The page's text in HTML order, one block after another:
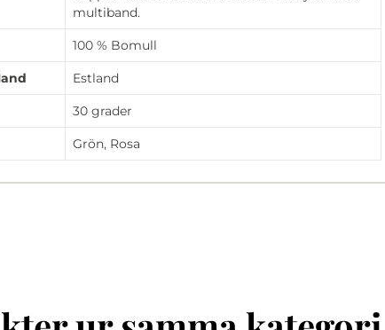
multiband.
100 % Bomull
Estland
30 grader
Grön, Rosa